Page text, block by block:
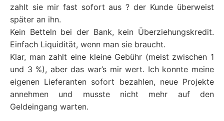
zahlt sie mir fast sofort aus ? der Kunde überweist
später an ihn.
Kein Betteln bei der Bank, kein Überziehungskredit.
Einfach Liquidität, wenn man sie braucht.
Klar, man zahlt eine kleine Gebühr (meist zwischen 1
und 3 %), aber das war’s mir wert. Ich konnte meine
eigenen Lieferanten sofort bezahlen, neue Projekte
annehmen und musste nicht mehr auf den
Geldeingang warten.